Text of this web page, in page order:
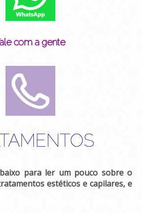
com a gente
para ler um pouco sobre o
estéticos e capilares, e